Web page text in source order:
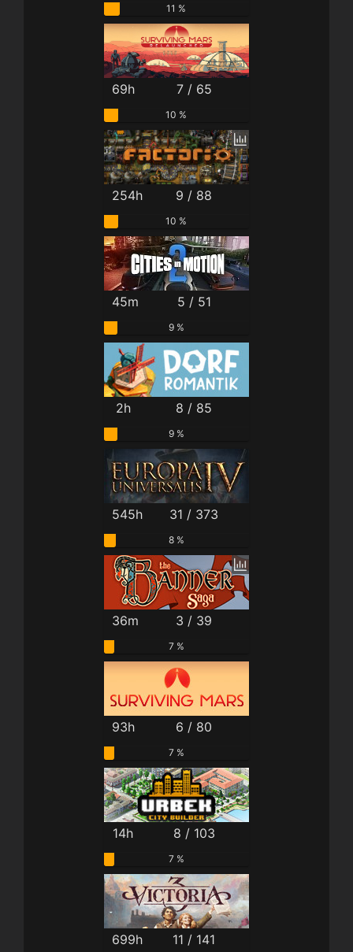
11 %
69h 7 / 65
10 %
254h 9 / 88
10 %
45m 5 / 51
9 %
2h 8 / 85
9 %
545h 31 / 373
8 %
36m 3 / 39
7 %
93h 6 / 80
7 %
14h 8 / 103
7 %
699h 11 / 141